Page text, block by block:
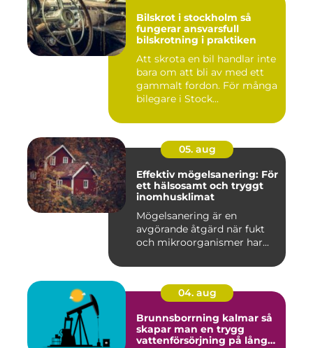
Bilskrot i stockholm så
fungerar ansvarsfull
bilskrotning i praktiken
Att skrota en bil handlar inte
bara om att bli av med ett
gammalt fordon. För många
bilegare i Stock...
05. aug
Effektiv mögelsanering: För
ett hälsosamt och tryggt
inomhusklimat
Mögelsanering är en
avgörande åtgärd när fukt
och mikroorganismer har...
04. aug
Brunnsborrning kalmar så
skapar man en trygg
vattenförsörjning på lång